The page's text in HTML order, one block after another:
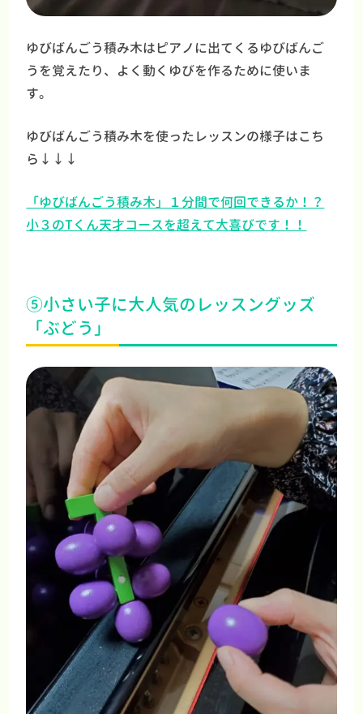
ゆびばんごう積み木はピアノに出てくるゆびばんご
うを覚えたり、よく動くゆびを作るために使いま
す。
ゆびばんごう積み木を使ったレッスンの様子はこち
ら↓↓↓
「ゆびばんごう積み木」１分間で何回できるか！？
小３のTくん天才コースを超えて大喜びです！！
⑤小さい子に大人気のレッスングッズ
「ぶどう」